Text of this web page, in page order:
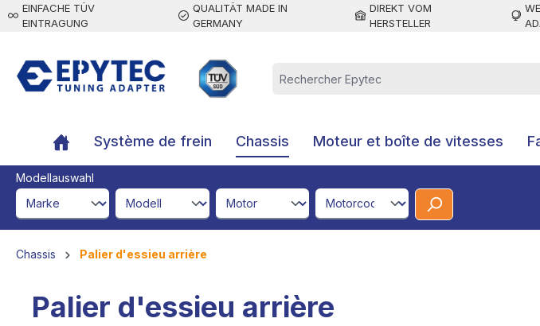
principal
EINFACHE TÜV
EINTRAGUNG
QUALITÄT MADE IN
GERMANY
DIREKT VOM
HERSTELLER
Système de frein Chassis Moteur et boîte de vitesses
Modellauswahl
brandId
modelId engineId engineCodeId
Chassis Palier d'essieu arrière
Palier d'essieu arrière